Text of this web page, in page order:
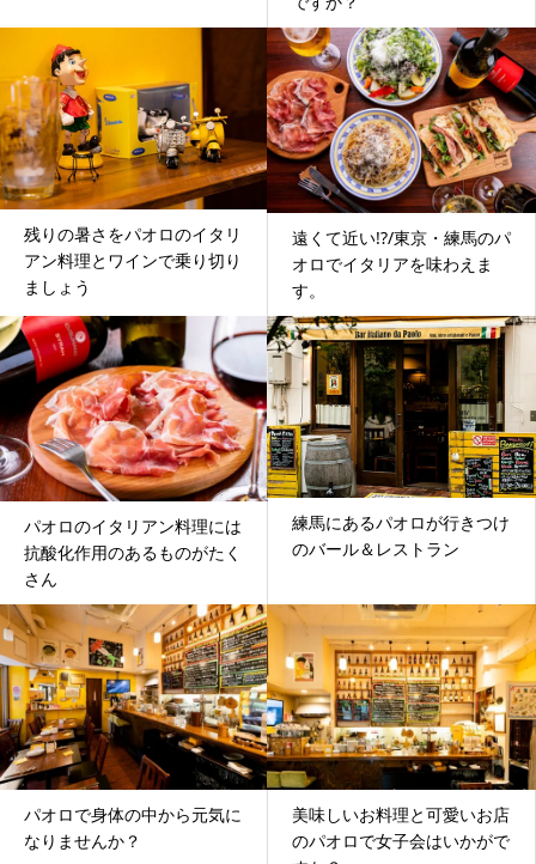
残りの暑さをパオロのイタリ
アン料理とワインで乗り切り
ましょう
遠くて近い!?/東京・練馬のパ
オロでイタリアを味わえま
す。
パオロのイタリアン料理には
抗酸化作用のあるものがたく
さん
練馬にあるパオロが行きつけ
のバール＆レストラン
パオロで身体の中から元気に
なりませんか？
美味しいお料理と可愛いお店
のパオロで女子会はいかがで